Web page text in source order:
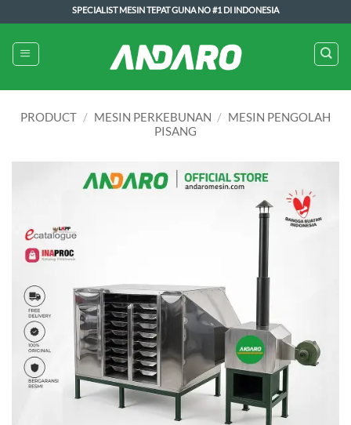
to
content
SPECIALIST MESIN TEPAT GUNA NO #1 DI INDONESIA
PRODUCT / MESIN PERKEBUNAN / MESIN PENGOLAH
PISANG